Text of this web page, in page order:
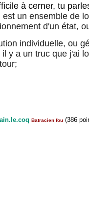
à cerner, tu
est un ensemble de
d'un état,
individuelle, ou
y a un truc que j'ai
Batracien fou (386